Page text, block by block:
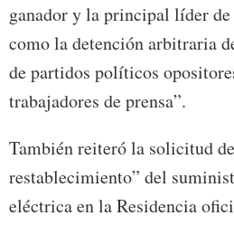
ganador y la principal líder
como la detención arbitraria
de partidos políticos
trabajadores de prensa”.
También reiteró la solicitud
restablecimiento” del
eléctrica en la Residencia